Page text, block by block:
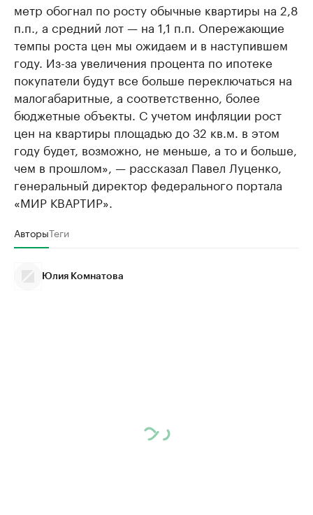
метр обогнал по росту обычные квартиры на 2,8
п.п., а средний лот — на 1,1 п.п. Опережающие
темпы роста цен мы ожидаем и в наступившем
году. Из-за увеличения процента по ипотеке
покупатели будут все больше переключаться на
малогабаритные, а соответственно, более
бюджетные объекты. С учетом инфляции рост
цен на квартиры площадью до 32 кв.м. в этом
году будет, возможно, не меньше, а то и больше,
чем в прошлом», — рассказал Павел Луценко,
генеральный директор федерального портала
«МИР КВАРТИР».
АвторыТеги
Юлия Комнатова